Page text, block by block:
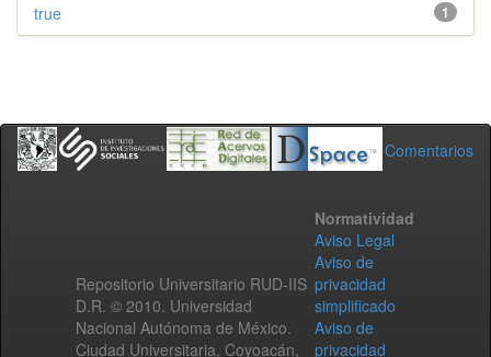
1
true
Comentarios
Repositorio Universitario RUD-IIS
D.R. © 2010. Universidad
Nacional Autónoma de México.
Ciudad Universitaria, Coyoacán,
Normatividad
Aviso Legal
Aviso de
privacidad
simplificado
Aviso de
privacidad